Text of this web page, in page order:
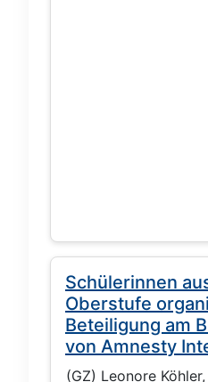
Schülerinnen
Oberstufe
Beteiligung am
von Amnesty
(GZ) Leonore